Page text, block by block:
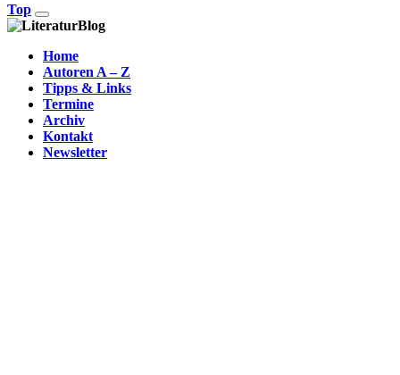
Top
Home
Autoren A – Z
Tipps & Links
Termine
Archiv
Kontakt
Newsletter